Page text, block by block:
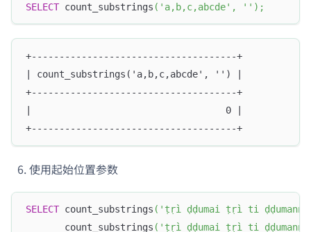
SELECT count_substrings ( 'a,b,c,abcde' , '' ) ;
+-------------------------------------+
| count_substrings('a,b,c,abcde', '') |
+-------------------------------------+
|                                   0 |
+-------------------------------------+
使用起始位置参数
SELECT count_substrings ( 'ṭṛì ḍḍumai ṭṛì ti
       count_substrings
( 'ṭṛì ḍḍumai ṭṛì ti